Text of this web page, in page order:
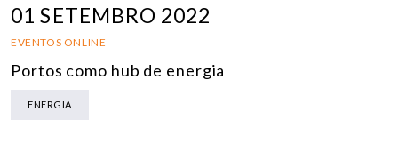
01 SETEMBRO 2022
EVENTOS ONLINE
Portos como hub de energia
ENERGIA